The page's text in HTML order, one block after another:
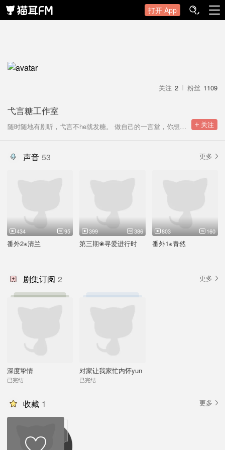
打开 App
粉丝 1109
关注 2
弋言糖工作室
随时随地有剧听，弋言不he就发糖。 做自己的一言堂，你想听的我们都有。 微博：@弋言糖 关注
声音 53 更多
番外2※清兰
434 95
第三期❀寻爱进行时
399 386
番外1※青然
803 160
剧集订阅 2 更多
深度挚情
已完结
对家让我家忙内怀yun
了
已完结
收藏 1 更多